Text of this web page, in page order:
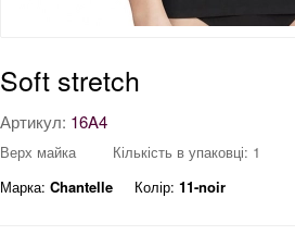
Soft stretch
Артикул: 16A4
Верх майка
Кількість в упаковці: 1
Марка: Chantelle Колір: 11-noir